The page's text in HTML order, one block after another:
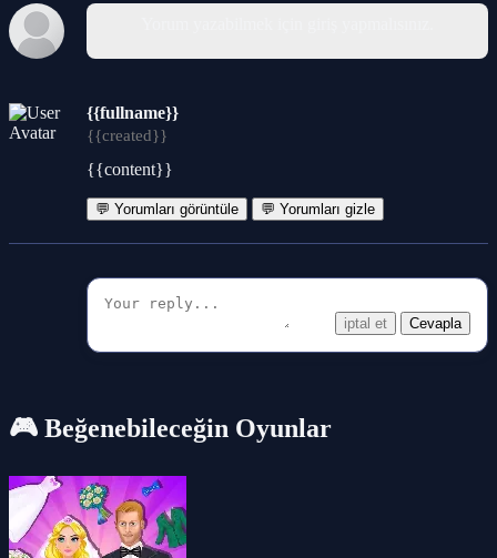
{{fullname}}
{{created}}
{{content}}
💬 Yorumları görüntüle 💬 Yorumları gizle
iptal et Cevapla
🎮 Beğenebileceğin Oyunlar